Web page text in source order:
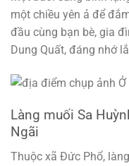
một chiều yên ả để
đầu cùng bạn bè, gia
Dung Quất, đáng nhớ
Làng muối Sa
Ngãi
Thuộc xã Đức Phổ,